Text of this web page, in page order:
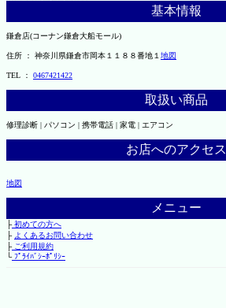
基本情報
鎌倉店(コーナン鎌倉大船モール)
住所 ： 神奈川県鎌倉市岡本１１８８番地１ 地図
TEL ： 0467421422
取扱い商品
修理診断 | パソコン | 携帯電話 | 家電 | エアコン
お店へのアクセス
地図
メニュー
├初めての方へ
├ よくあるお問い合わせ
├ご利用規約
└ﾌﾟﾗｲﾊﾞｼｰﾎﾟﾘｼｰ